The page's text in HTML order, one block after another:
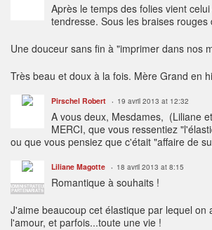
Après le temps des folies vient
tendresse. Sous les braises rouges
Une douceur sans fin à "imprimer dans nos
Très beau et doux à la fois. Mère Grand en
Pirschel Robert 19 avril 2013 at 12:32
A vous deux, Mesdames, (Liliane
MERCI, que vous ressentiez
ou que vous pensiez que c'était "affaire de
ADMINISTRATEUR
PARTENARIATS
Liliane Magotte 18 avril 2013 at 8:15
Romantique à souhaits !
J'aime beaucoup cet élastique par lequel on
l'amour, et parfois...toute une vie !